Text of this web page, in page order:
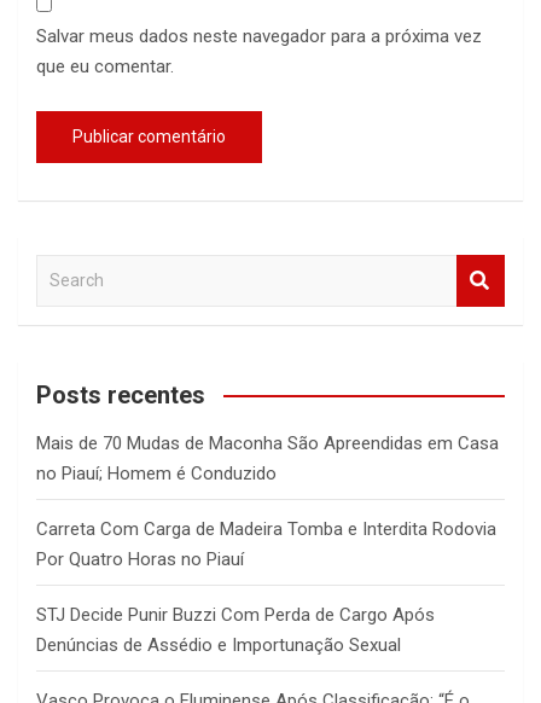
Salvar meus dados neste navegador para a próxima vez
que eu comentar.
a
c
Posts recentes
Mais de 70 Mudas de Maconha São Apreendidas em Casa
no Piauí; Homem é Conduzido
Carreta Com Carga de Madeira Tomba e Interdita Rodovia
Por Quatro Horas no Piauí
STJ Decide Punir Buzzi Com Perda de Cargo Após
Denúncias de Assédio e Importunação Sexual